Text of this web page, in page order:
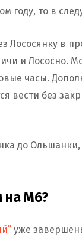
году, то в
Лососянку в
и Лососно.
часы.
вести без
до
на М6?
уже